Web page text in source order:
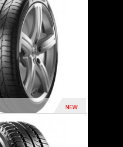
NEW